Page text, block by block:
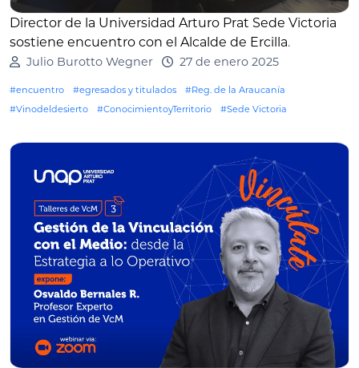
Director de la Universidad Arturo Prat Sede Victoria
sostiene encuentro con el Alcalde de Ercilla.
Julio Burotto Wegner 27 de enero 2025
#encuentro #egresados y titulados
#Reg. de la Araucanía
#Vinodeldesierto
#ConocimientoyTerritorio #Sede Victoria